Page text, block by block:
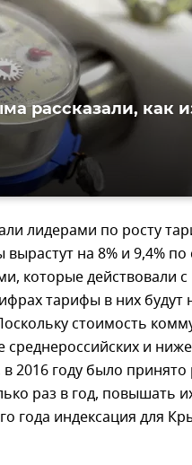
рассказали, как
лидерами по росту
на 8% и 9,4%
которые действовали с
тарифы в них
стоимость
и
2016 году было
раз в год, повышать
года индексация для